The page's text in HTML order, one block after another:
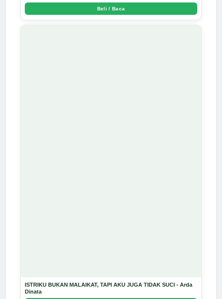
Beli / Baca
ISTRIKU BUKAN MALAIKAT, TAPI AKU JUGA TIDAK SUCI - Arda
Dinata